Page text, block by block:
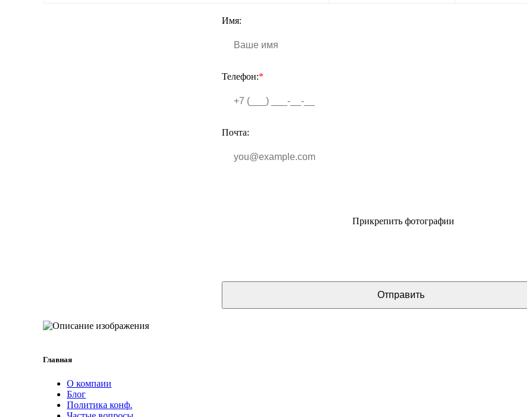
Имя:
Телефон:*
Почта:
Прикрепить фотографии
Отправить
Главная
О компаии
Блог
Политика конф.